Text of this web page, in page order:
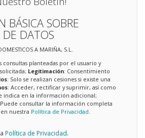
BÁSICA SOBRE
DE DATOS
A MARIÑA, S.L.
consultas planteadas por el usuario y
Legitimación: Consentimiento
: Solo se realizan cesiones si existe una
: Acceder, rectificar y suprimir, así como
indica en la información adicional;
consultar la información completa
nuestra Política de Privacidad
Política de Privacidad.